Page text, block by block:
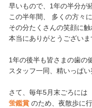
早いもので、1年の半分が
この半年間、 多くの方々
その分たくさんの笑顔に触
本当にありがとうございま
1年の後半も皆さまの歯の
スタッフ一同、精いっぱい
さて、毎年5月末ごろには
蛍鑑賞のため、夜散歩に行